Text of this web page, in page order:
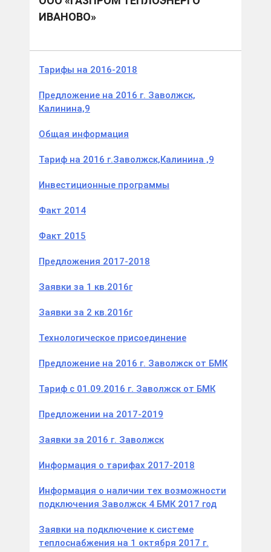
ИВАНОВО»
Тарифы на 2016-2018
Предложение на 2016 г. Заволжск,
Калинина,9
Общая информация
Тариф на 2016 г.Заволжск,Калинина ,9
Инвестиционные программы
Факт 2014
Факт 2015
Предложения 2017-2018
Заявки за 1 кв.2016г
Заявки за 2 кв.2016г
Технологическое присоединение
Предложение на 2016 г. Заволжск от БМК
Тариф с 01.09.2016 г. Заволжск от БМК
Предложении на 2017-2019
Заявки за 2016 г. Заволжск
Информация о тарифах 2017-2018
Информация о наличии тех возможности
подключения Заволжск 4 БМК 2017 год
Заявки на подключение к системе
теплоснабжения на 1 октября 2017 г.